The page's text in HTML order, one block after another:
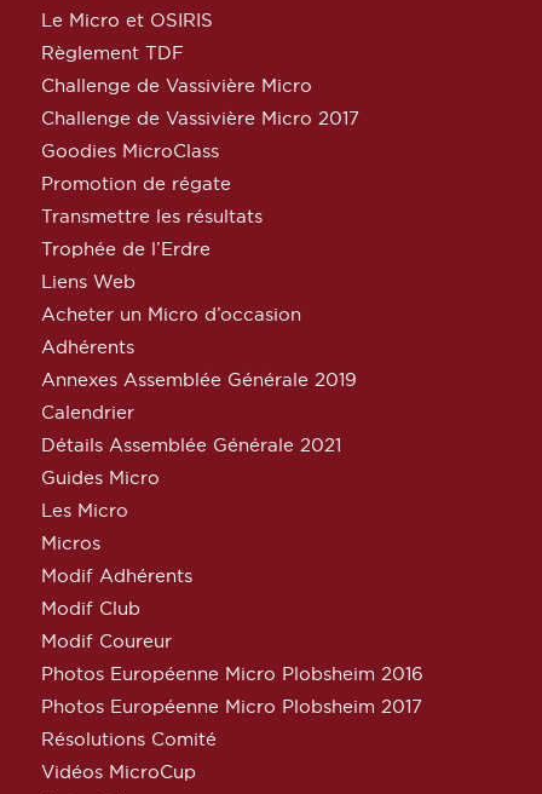
Le Micro et OSIRIS
Règlement TDF
Challenge de Vassivière Micro
Challenge de Vassivière Micro 2017
Goodies MicroClass
Promotion de régate
Transmettre les résultats
Trophée de l’Erdre
Liens Web
Acheter un Micro d’occasion
Adhérents
Annexes Assemblée Générale 2019
Calendrier
Détails Assemblée Générale 2021
Guides Micro
Les Micro
Micros
Modif Adhérents
Modif Club
Modif Coureur
Photos Européenne Micro Plobsheim 2016
Photos Européenne Micro Plobsheim 2017
Résolutions Comité
Vidéos MicroCup